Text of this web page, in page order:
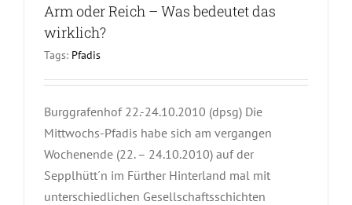
Arm oder Reich – Was bedeutet das
wirklich?
Tags: Pfadis
Burggrafenhof 22.-24.10.2010 (dpsg) Die
Mittwochs-Pfadis habe sich am vergangen
Wochenende (22. – 24.10.2010) auf der
Sepplhütt´n im Fürther Hinterland mal mit
unterschiedlichen Gesellschaftsschichten